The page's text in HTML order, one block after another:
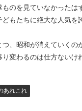
ものを見ていなかった
どもたちに絶大な人気
つ、昭和が消えていくの
り変わるのは仕方ないけ
あれこれ